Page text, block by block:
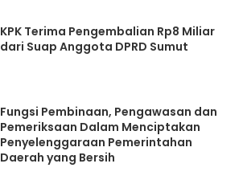
KPK Terima Pengembalian Rp8 Miliar
dari Suap Anggota DPRD Sumut
Fungsi Pembinaan, Pengawasan dan
Pemeriksaan Dalam Menciptakan
Penyelenggaraan Pemerintahan
Daerah yang Bersih